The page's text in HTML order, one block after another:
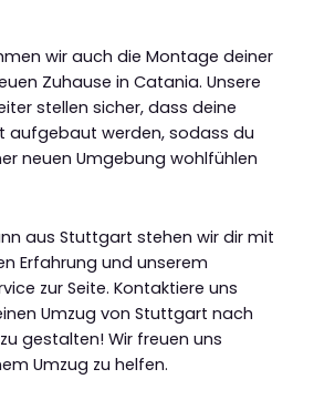
wir auch die Montage deiner
Zuhause in Catania. Unsere
stellen sicher, dass deine
aufgebaut werden, sodass du
neuen Umgebung wohlfühlen
aus Stuttgart stehen wir dir mit
Erfahrung und unserem
zur Seite. Kontaktiere uns
Umzug von Stuttgart nach
gestalten! Wir freuen uns
Umzug zu helfen.